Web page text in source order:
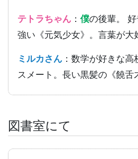
テトラちゃん ： 僕の後輩。
強い《元気少女》。言葉が大
ミルカさん ：数学が好きな高
スメート。長い黒髪の《饒舌
図書室にて